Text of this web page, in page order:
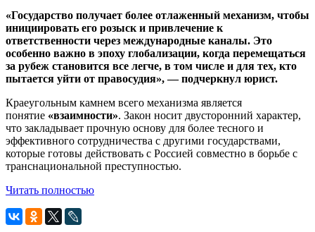
«Государство получает более отлаженный механизм, чтобы
инициировать его розыск и привлечение к
ответственности через международные каналы. Это
особенно важно в эпоху глобализации, когда перемещаться
за рубеж становится все легче, в том числе и для тех, кто
пытается уйти от правосудия», — подчеркнул юрист.
Краеугольным камнем всего механизма является
понятие «взаимности». Закон носит двусторонний характер,
что закладывает прочную основу для более тесного и
эффективного сотрудничества с другими государствами,
которые готовы действовать с Россией совместно в борьбе с
транснациональной преступностью.
Читать полностью